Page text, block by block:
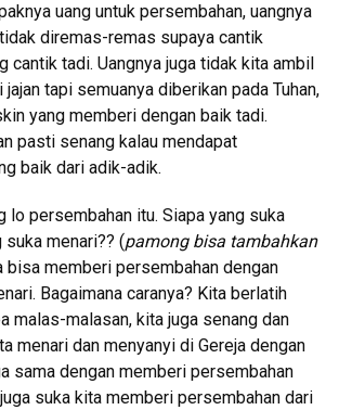
uang untuk persembahan, uangnya
diremas-remas supaya cantik
cantik tadi. Uangnya juga tidak kita ambil
tapi semuanya diberikan pada Tuhan,
yang memberi dengan baik tadi.
pasti senang kalau mendapat
baik dari adik-adik.
lo persembahan itu. Siapa yang suka
suka menari?? (pamong bisa tambahkan
bisa memberi persembahan dengan
Bagaimana caranya? Kita berlatih
malas-malasan, kita juga senang dan
menari dan menyanyi di Gereja dengan
sama dengan memberi persembahan
suka kita memberi persembahan dari